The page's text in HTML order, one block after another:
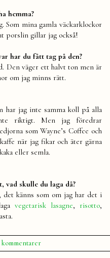
hemma?
Som mina gamla väckarklockor
porslin gillar jag också!
har du fått tag på den?
Den väger ett halvt ton men är
om jag minns rätt.
jag inte samma koll på alla
riktigt. Men jag föredrar
som Wayne’s Coffee och
när jag fikar och äter gärna
eller semla.
vad skulle du laga då?
det känns som om jag har det i
vegetarisk lasagne, risotto,
kommentarertill
Svar